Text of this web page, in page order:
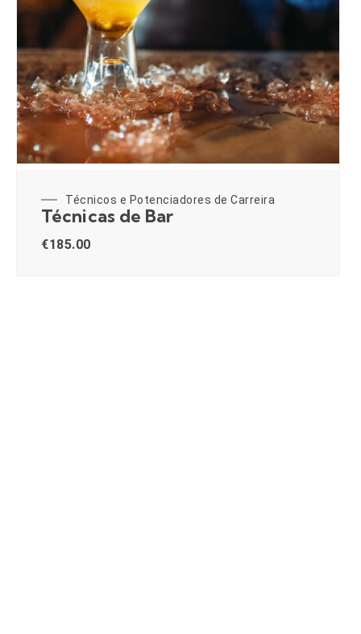
Técnicos e Potenciadores de Carreira
Técnicas de Bar
€185.00